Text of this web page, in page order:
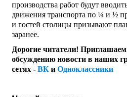
производства работ будут
движения транспорта по ¼ и ½
и гостей столицы призывают
заранее.
Дорогие читатели!
обсуждению новости в наших
сетях - ВК и Одноклассники